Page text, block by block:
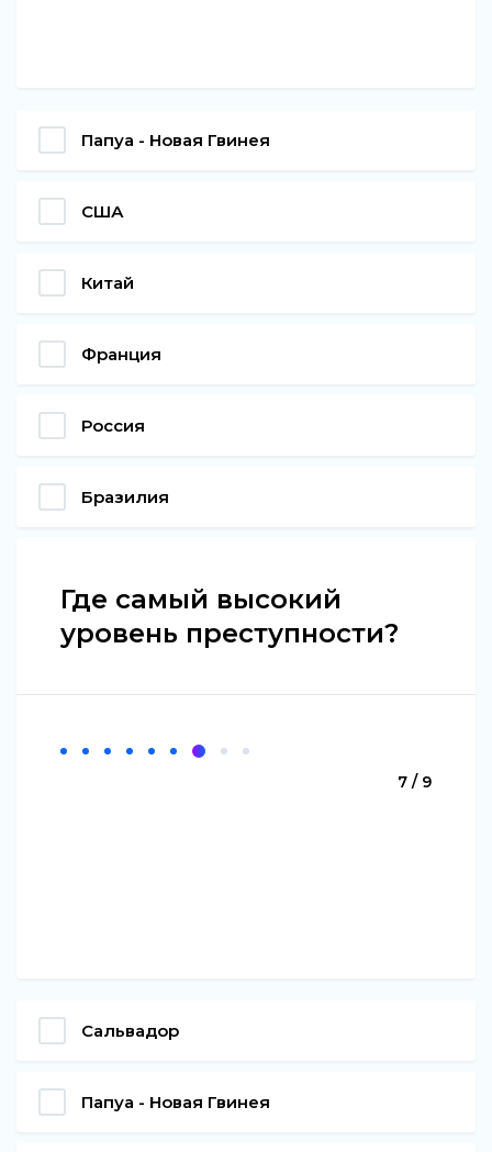
Папуа - Новая Гвинея
США
Китай
Франция
Россия
Бразилия
Где самый высокий
уровень преступности?
7 / 9
Сальвадор
Папуа - Новая Гвинея